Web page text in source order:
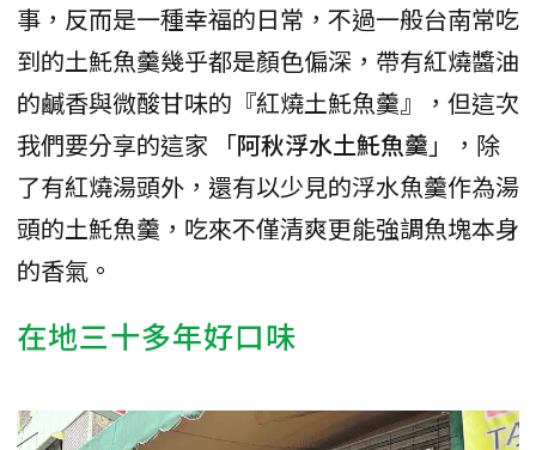
事，反而是一種幸福的日常，不過一般台南常吃
到的土魠魚羹幾乎都是顏色偏深，帶有紅燒醬油
的鹹香與微酸甘味的『紅燒土魠魚羹』，但這次
我們要分享的這家 「阿秋浮水土魠魚羹 」，除
了有紅燒湯頭外，還有以少見的浮水魚羹作為湯
頭的土魠魚羹，吃來不僅清爽更能強調魚塊本身
的香氣。
在地三十多年好口味